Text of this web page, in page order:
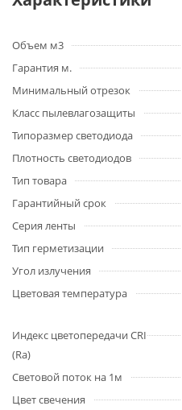
Объем м3
Гарантия м.
Минимальный отрезок
Класс пылевлагозащиты
Типоразмер светодиода
Плотность светодиодов
Тип товара
Гарантийный срок
Серия ленты
Тип герметизации
Угол излучения
Цветовая температура
Индекс цветопередачи CRI
(Ra)
Световой поток на 1м
Цвет свечения